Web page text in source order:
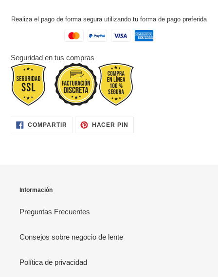
Realiza el pago de forma segura utilizando tu forma de pago preferida
Seguridad en tus compras
COMPARTIR COMPARTIRHACER PIN
Información
Preguntas Frecuentes
Consejos sobre negocio de lente
Política de privacidad